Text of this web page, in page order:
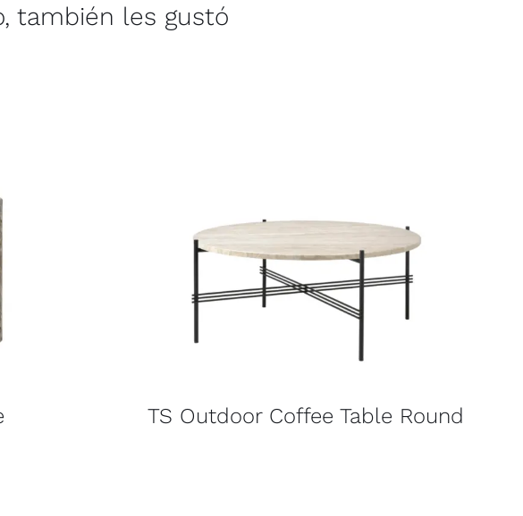
también les gustó
TS Outdoor Coffee Table Round